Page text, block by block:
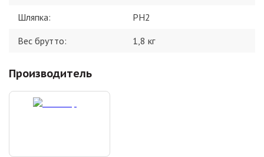
Шляпка:
PH2
Вес брутто:
1,8 кг
Производитель